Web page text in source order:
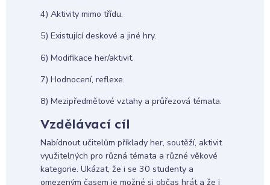
4) Aktivity mimo třídu.
5) Existující deskové a jiné hry.
6) Modifikace her/aktivit.
7) Hodnocení, reflexe.
8) Mezipředmětové vztahy a průřezová témata.
Vzdělávací cíl
Nabídnout učitelům příklady her, soutěží, aktivit
využitelných pro různá témata a různé věkové
kategorie. Ukázat, že i se 30 studenty a
omezeným časem je možné si občas hrát a že i